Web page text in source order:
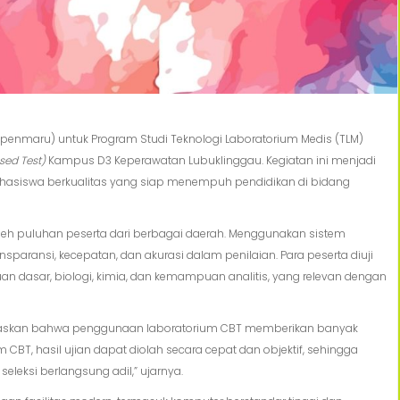
untuk Program Studi Teknologi Laboratorium Medis (TLM)
Test)Kampus D3 Keperawatan Lubuklinggau. Kegiatan ini menjadi
berkualitas yang siap menempuh pendidikan di bidang
puluhan peserta dari berbagai daerah. Menggunakan sistem
kecepatan, dan akurasi dalam penilaian. Para peserta diuji
dasar, biologi, kimia, dan kemampuan analitis, yang relevan dengan
bahwa penggunaan laboratorium CBT memberikan banyak
CBT, hasil ujian dapat diolah secara cepat dan objektif, sehingga
berlangsung adil,” ujarnya.